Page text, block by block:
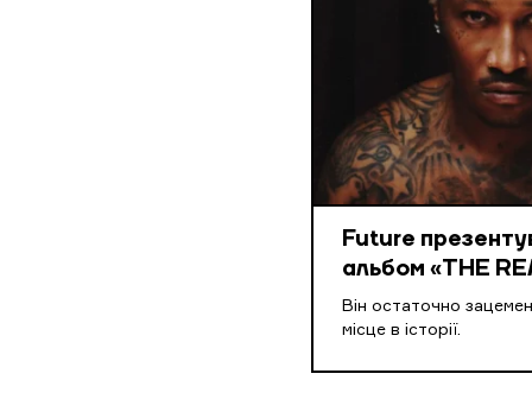
Future
альбом «THE
Він остаточно
місце в історії.